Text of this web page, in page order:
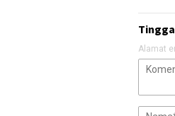
Alamat